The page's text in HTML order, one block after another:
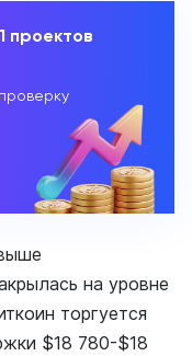
проектов
на уровне
торгуется
$18 780-$18